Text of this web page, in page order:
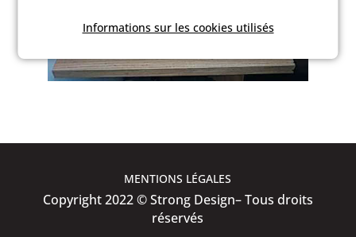
Copyright 2022 © Strong Design– Tous droits
réservés
MENTIONS LÉGALES
Informations sur les cookies utilisés